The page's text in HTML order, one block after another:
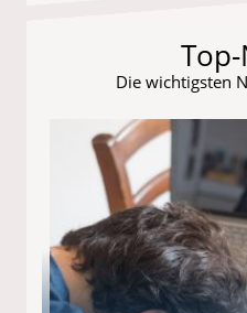
Die wichtigsten